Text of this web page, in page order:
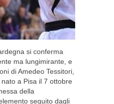
si conferma
ma lungimirante, e
di Amedeo Tessitori,
a Pisa il 7 ottobre
della
seguito dagli